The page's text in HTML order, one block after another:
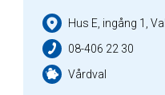
Hus E, ingång 1,
08-406 22 30
Vårdval